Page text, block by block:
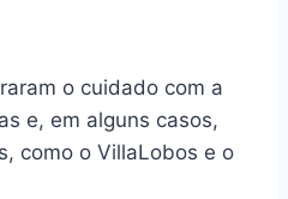
o cuidado com a
e, em alguns casos,
como o VillaLobos e o